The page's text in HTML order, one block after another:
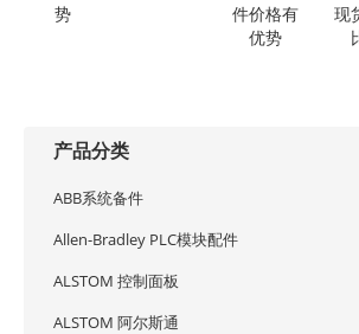
势
件价格有
优势
现
产品分类
ABB系统备件
Allen-Bradley PLC模块配件
ALSTOM 控制面板
ALSTOM 阿尔斯通